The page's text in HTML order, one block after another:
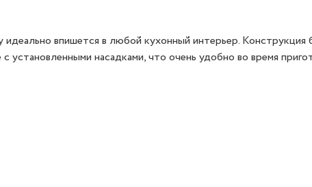
впишется в любой кухонный интерьер. Конструкция
насадками, что очень удобно во время